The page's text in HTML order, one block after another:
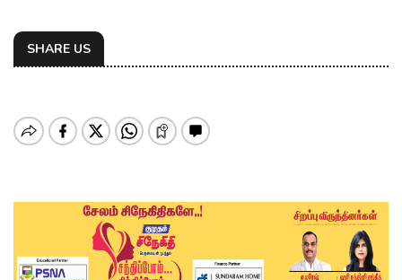
SHARE US